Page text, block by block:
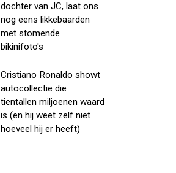
dochter van JC, laat ons
nog eens likkebaarden
met stomende
bikinifoto's
Cristiano Ronaldo showt
autocollectie die
tientallen miljoenen waard
is (en hij weet zelf niet
hoeveel hij er heeft)